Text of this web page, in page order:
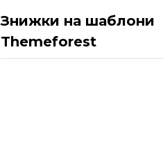
Знижки на шаблони
Themeforest